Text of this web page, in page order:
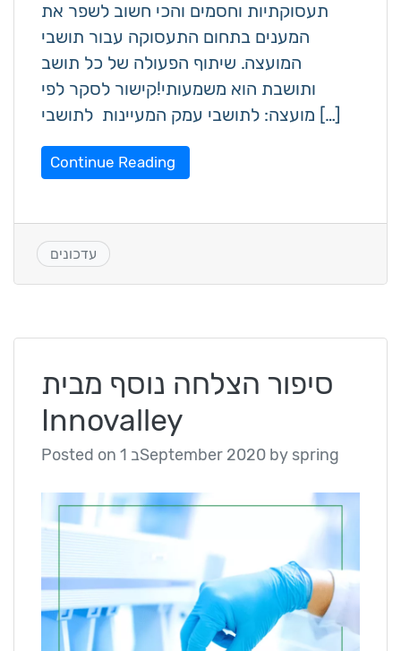
תעסוקתיות וחסמים והכי חשוב לשפר את
המענים בתחום התעסוקה עבור תושבי
המועצה. שיתוף הפעולה של כל תושב
ותושבת הוא משמעותי!קישור לסקר לפי
מועצה: לתושבי עמק המעיינות לתושבי […]
Continue Reading
עדכונים
סיפור הצלחה נוסף מבית
Innovalley
Posted on 1 בSeptember 2020by spring